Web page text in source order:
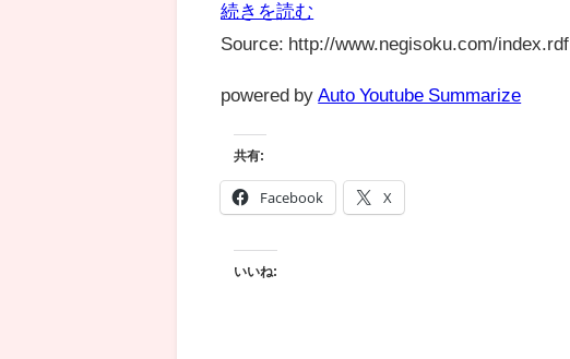
続きを読む
Source: http://www.negisoku.com/index.rdf
powered by Auto Youtube Summarize
共有:
Facebook X
いいね: